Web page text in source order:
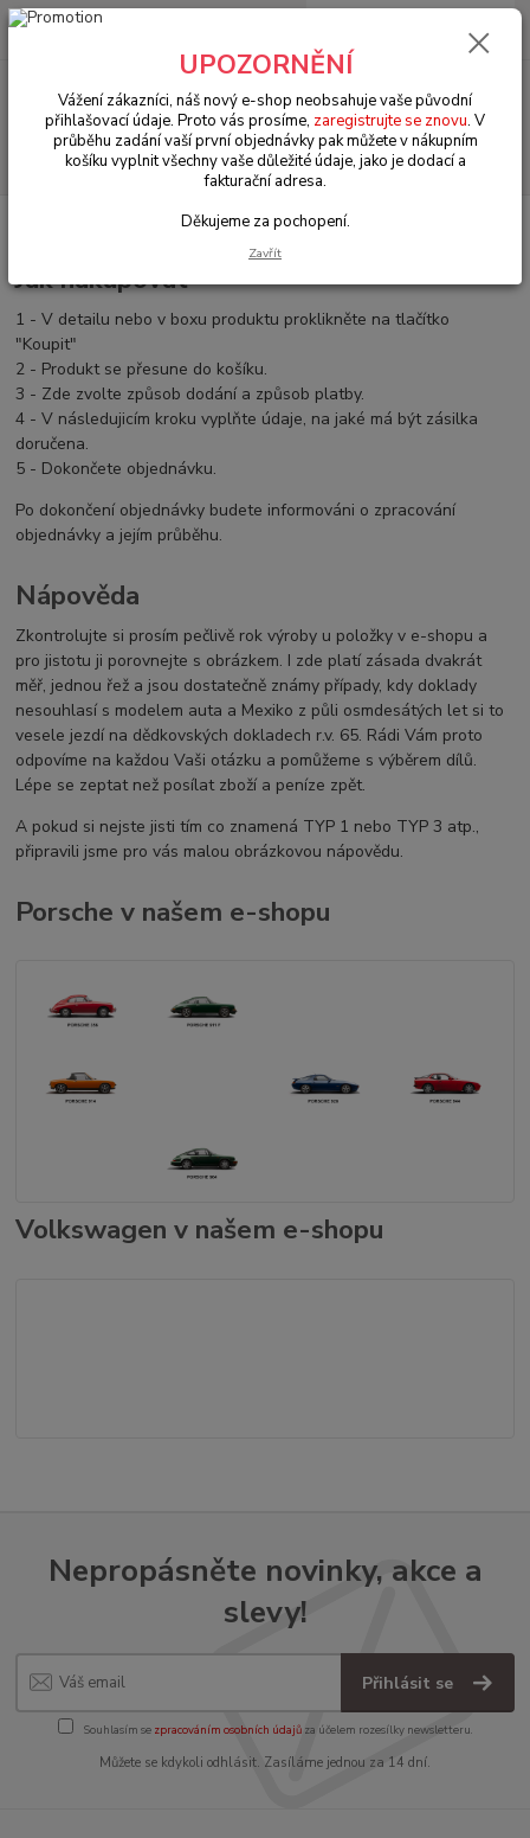
Menu
Hledat
+420 602 330 329
0 Kč
Jak nakupovat
1 - V detailu nebo v boxu produktu proklikněte na tlačítko
"Koupit"
2 - Produkt se přesune do košíku.
3 - Zde zvolte způsob dodání a způsob platby.
4 - V následujicím kroku vyplňte údaje, na jaké má být zásilka
doručena.
5 - Dokončete objednávku.
Po dokončení objednávky budete informováni o zpracování
objednávky a jejím průběhu.
Nápověda
Zkontrolujte si prosím pečlivě rok výroby u položky v e-shopu a
pro jistotu ji porovnejte s obrázkem. I zde platí zásada dvakrát
měř, jednou řež a jsou dostatečně známy případy, kdy doklady
nesouhlasí s modelem auta a Mexiko z půli osmdesátých let si to
vesele jezdí na dědkovských dokladech r.v. 65. Rádi Vám proto
odpovíme na každou Vaši otázku a pomůžeme s výběrem dílů.
Lépe se zeptat než posílat zboží a peníze zpět.
A pokud si nejste jisti tím co znamená TYP 1 nebo TYP 3 atp.,
připravili jsme pro vás malou obrázkovou nápovědu.
Porsche v našem e-shopu
Volkswagen v našem e-shopu
Nepropásněte novinky, akce a
slevy!
Přihlásit se
Souhlasím se zpracováním osobních údajůza účelem rozesílky newsletteru.
Můžete se kdykoli odhlásit. Zasíláme jednou za 14 dní.
UPOZORNĚNÍ
Vážení zákazníci, náš nový e-shop neobsahuje vaše původní
přihlašovací údaje. Proto vás prosíme, zaregistrujte se znovu. V
průběhu zadání vaší první objednávky pak můžete v nákupním
košíku vyplnit všechny vaše důležité údaje, jako je dodací a
fakturační adresa.
Děkujeme za pochopení.
Zavřít